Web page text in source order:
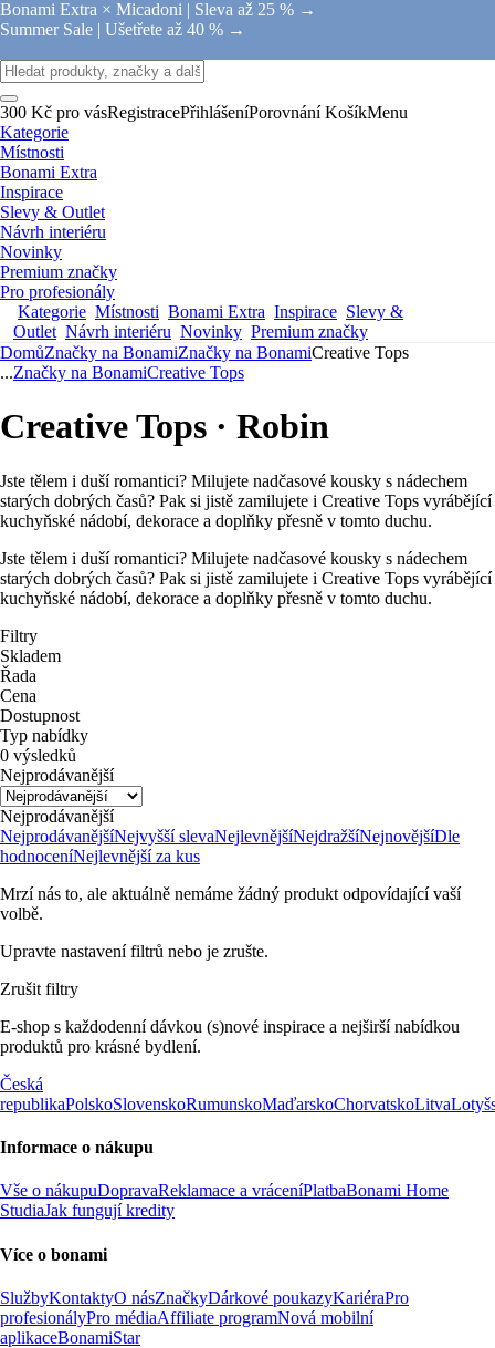
Bonami Extra × Micadoni | Sleva až 25 % →
Summer Sale | Ušetřete až 40 % →
300 Kč pro vásRegistracePřihlášeníPorovnání KošíkMenu
Kategorie
Místnosti
Bonami Extra
Inspirace
Slevy & Outlet
Návrh interiéru
Novinky
Premium značky
Pro profesionály
Kategorie Místnosti Bonami Extra Inspirace Slevy &
Outlet Návrh interiéru Novinky Premium značky
DomůZnačky na BonamiZnačky na BonamiCreative Tops
...Značky na BonamiCreative Tops
Creative Tops · Robin
Jste tělem i duší romantici? Milujete nadčasové kousky s nádechem
starých dobrých časů? Pak si jistě zamilujete i Creative Tops vyrábějící
kuchyňské nádobí, dekorace a doplňky přesně v tomto duchu.
Jste tělem i duší romantici? Milujete nadčasové kousky s nádechem
starých dobrých časů? Pak si jistě zamilujete i Creative Tops vyrábějící
kuchyňské nádobí, dekorace a doplňky přesně v tomto duchu.
Filtry
Skladem
Řada
Cena
Dostupnost
Typ nabídky
0 výsledků
Nejprodávanější
Nejprodávanější
NejprodávanějšíNejvyšší slevaNejlevnějšíNejdražšíNejnovějšíDle
hodnoceníNejlevnější za kus
Mrzí nás to, ale aktuálně nemáme žádný produkt odpovídající vaší
volbě.
Upravte nastavení filtrů nebo je zrušte.
Zrušit filtry
E-shop s každodenní dávkou (s)nové inspirace a nejširší nabídkou
produktů pro krásné bydlení.
Česká
republikaPolskoSlovenskoRumunskoMaďarskoChorvatskoLitva
Informace o nákupu
Vše o nákupuDopravaReklamace a vráceníPlatbaBonami Home
StudiaJak fungují kredity
Více o bonami
SlužbyKontaktyO násZnačkyDárkové poukazyKariéraPro
profesionályPro médiaAffiliate programNová mobilní
aplikaceBonamiStar